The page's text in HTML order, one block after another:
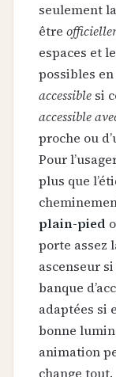
seulement
être
espaces et
possibles
accessible si
accessible
proche ou
Pour
plus que
plain-pied
porte assez
ascenseur
banque
adaptées si
bonne
animation
change tout.